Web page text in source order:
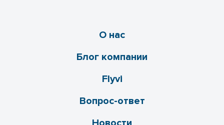
О нас
Блог компании
Flyvi
Вопрос-ответ